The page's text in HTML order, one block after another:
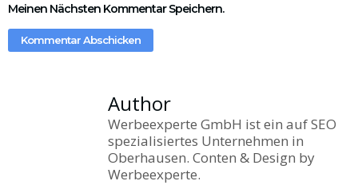
Meinen Nächsten Kommentar Speichern.
Author
Werbeexperte GmbH ist ein auf SEO
spezialisiertes Unternehmen in
Oberhausen. Conten & Design by
Werbeexperte.